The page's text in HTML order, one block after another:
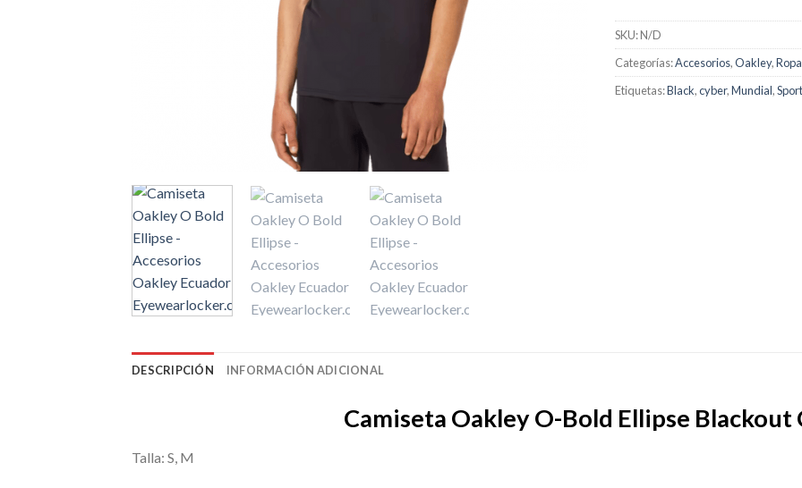
SKU:N/D
Categorías:Accesorios,Oakley,Ropa
Etiquetas:Black,cyber,Mundial,
DESCRIPCIÓN INFORMACIÓN ADICIONAL
Camiseta Oakley O-Bold Ellipse Blackout
Talla: S, M